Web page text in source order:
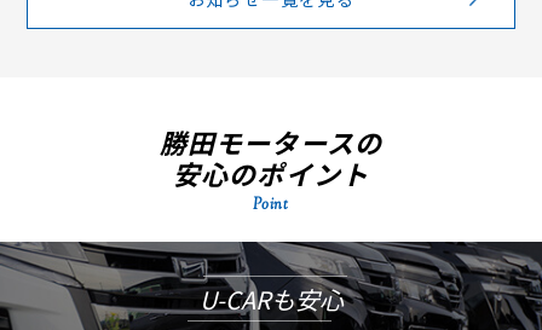
勝田モータースの
安心のポイント
Point
U-CARも安心